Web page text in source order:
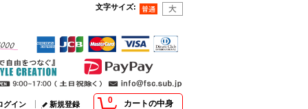
文字サイズ:
0 カートの中身
グイン 新規登録